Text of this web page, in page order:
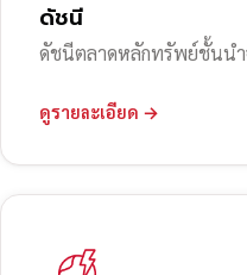
ดัชนี
ดัชนีตลาดหลักทรัพย์ชั้นนำ
ดูรายละเอียด →